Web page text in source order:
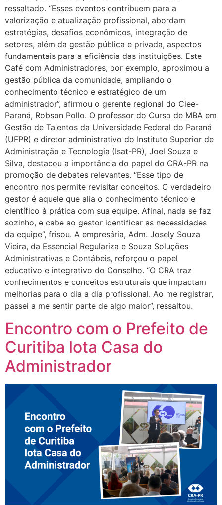
ressaltado. “Esses eventos contribuem para a
valorização e atualização profissional, abordam
estratégias, desafios econômicos, integração de
setores, além da gestão pública e privada, aspectos
fundamentais para a eficiência das instituições. Este
Café com Administradores, por exemplo, aproximou a
gestão pública da comunidade, ampliando o
conhecimento técnico e estratégico de um
administrador”, afirmou o gerente regional do Ciee-
Paraná, Robson Pollo. O professor do Curso de MBA em
Gestão de Talentos da Universidade Federal do Paraná
(UFPR) e diretor administrativo do Instituto Superior de
Administração e Tecnologia (Isat-PR), Joel Souza e
Silva, destacou a importância do papel do CRA-PR na
promoção de debates relevantes. “Esse tipo de
encontro nos permite revisitar conceitos. O verdadeiro
gestor é aquele que alia o conhecimento técnico e
científico à prática com sua equipe. Afinal, nada se faz
sozinho, e cabe ao gestor identificar as necessidades
da equipe”, frisou. A empresária, Adm. Josely Souza
Vieira, da Essencial Regulariza e Souza Soluções
Administrativas e Contábeis, reforçou o papel
educativo e integrativo do Conselho. “O CRA traz
conhecimentos e conceitos estruturais que impactam
melhorias para o dia a dia profissional. Ao me registrar,
passei a me sentir parte de algo maior”, ressaltou.
Encontro com o Prefeito de
Curitiba lota Casa do
Administrador